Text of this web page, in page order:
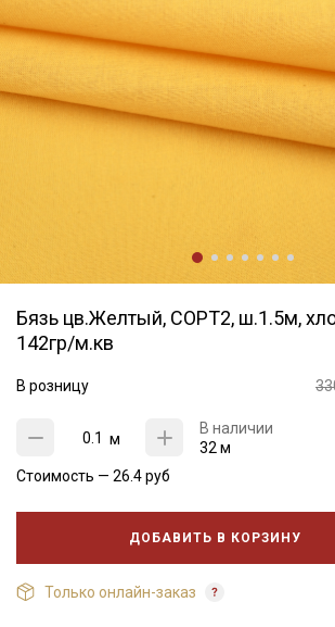
Бязь цв.Желтый, СОРТ2, ш.1.5м,
142гр/м.кв
В розницу
м
В наличии
32 м
Стоимость — 26.4руб
ДОБАВИТЬ В КОРЗИНУ
Только онлайн-заказ